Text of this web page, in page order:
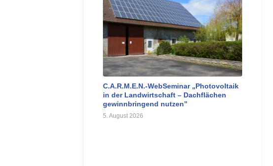
C.A.R.M.E.N.-WebSeminar „Photovoltaik
in der Landwirtschaft – Dachflächen
gewinnbringend nutzen”
5. August 2026